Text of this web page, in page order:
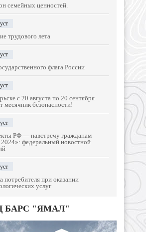
семейных ценностей.
трудового лета
флага России
с 20 августа по 20 сентября
месячник безопасности!
РФ — навстречу гражданам
федеральный новостной
потребителя при оказании
услуг
БАРС "ЯМАЛ"